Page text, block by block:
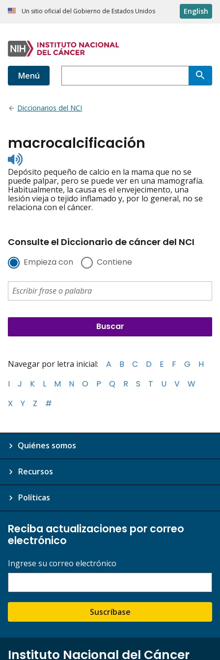
Un sitio oficial del Gobierno de Estados Unidos English
Menú
Diccionarios del NCI
macrocalcificación
Listen
to
pronunciation
Depósito pequeño de calcio en la mama que no se
puede palpar, pero se puede ver en una mamografía.
Habitualmente, la causa es el envejecimento, una
lesión vieja o tejido inflamado y, por lo general, no se
relaciona con el cáncer.
Consulte el Diccionario de cáncer del NCI
Empieza con Contiene
Navegar por letra inicial: A B C D E F G
H
I
J K L M N O P Q R S T U V
W
X
Y Z #
Quiénes somos
Recursos
Políticas
Reciba actualizaciones por correo
electrónico
Ingrese su correo electrónico
Suscríbase
Instituto Nacional del Cáncer